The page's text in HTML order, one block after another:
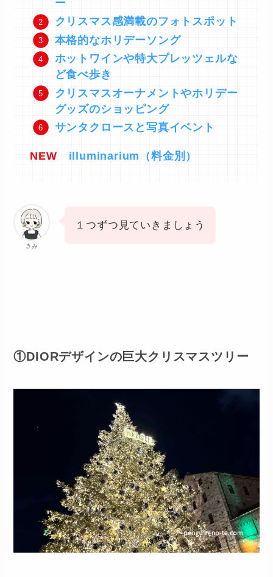
クリスマス感満載のフォトスポット
本格的なホリデーソング
ホットワインや特大プレッツェルな
ど食べ歩き
クリスマスオーナメントやホリデー
グッズのショッピング
サンタクロースと写真イベント
NEW illuminarium（料金別）
１つずつ見ていきましょう
①DIORデザインの巨大クリスマスツリー